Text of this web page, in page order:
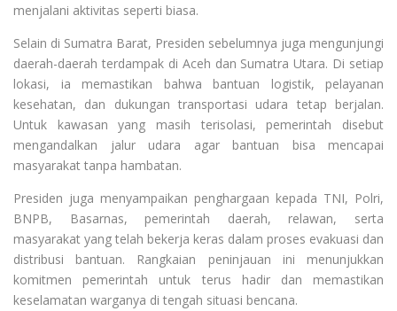
menjalani aktivitas seperti biasa.
Selain di Sumatra Barat, Presiden sebelumnya juga mengunjungi
daerah-daerah terdampak di Aceh dan Sumatra Utara. Di setiap
lokasi, ia memastikan bahwa bantuan logistik, pelayanan
kesehatan, dan dukungan transportasi udara tetap berjalan.
Untuk kawasan yang masih terisolasi, pemerintah disebut
mengandalkan jalur udara agar bantuan bisa mencapai
masyarakat tanpa hambatan.
Presiden juga menyampaikan penghargaan kepada TNI, Polri,
BNPB, Basarnas, pemerintah daerah, relawan, serta
masyarakat yang telah bekerja keras dalam proses evakuasi dan
distribusi bantuan. Rangkaian peninjauan ini menunjukkan
komitmen pemerintah untuk terus hadir dan memastikan
keselamatan warganya di tengah situasi bencana.